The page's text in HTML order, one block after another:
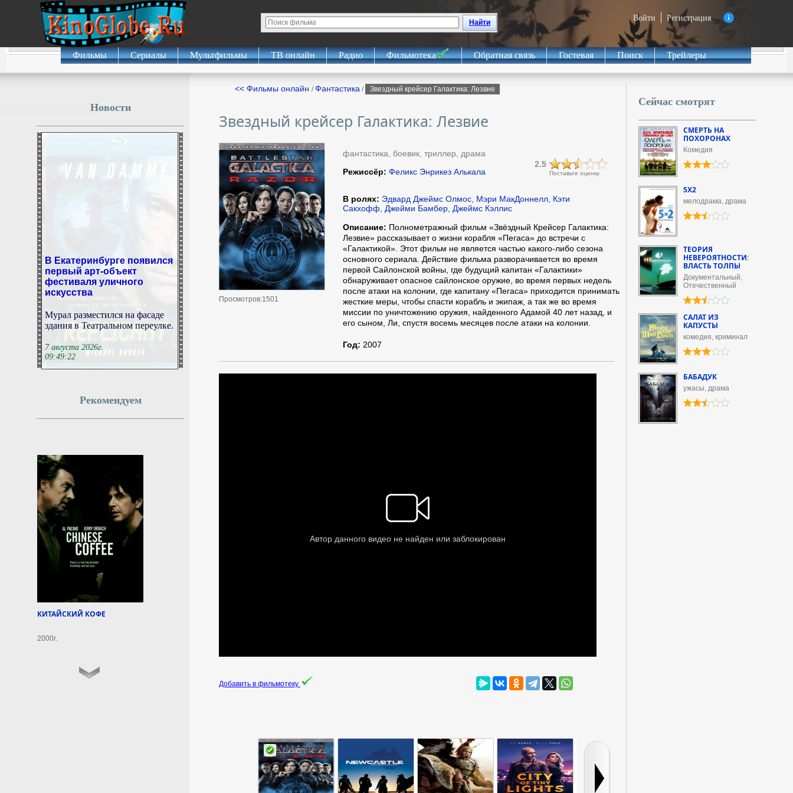
Войти Регистрация
Найти
Фильмы Сериалы Мультфильмы ТВ онлайн Радио Фильмотека Обратная связь Гостевая Поиск Трейлеры
<< Фильмы онлайн /Фантастика / Звездный крейсер Галактика: Лезвие
Звездный крейсер Галактика: Лезвие
Просмотров:1501
фантастика, боевик, триллер, драма
Поставьте оценку
2.5
Режиссёр: Феликс Энрикез Алькала
В ролях: Эдвард Джеймс Олмос, Мэри МакДоннелл, Кэти
Сакхофф, Джейми Бамбер, Джеймс Кэллис
Описание: Полнометражный фильм «Звёздный Крейсер Галактика:
Лезвие» рассказывает о жизни корабля «Пегаса» до встречи с
«Галактикой». Этот фильм не является частью какого-либо сезона
основного сериала. Действие фильма разворачивается во время
первой Сайлонской войны, где будущий капитан «Галактики»
обнаруживает опасное сайлонское оружие, во время первых недель
после атаки на колонии, где капитану «Пегаса» приходится принимать
жесткие меры, чтобы спасти корабль и экипаж, а так же во время
миссии по уничтожению оружия, найденного Адамой 40 лет назад, и
его сыном, Ли, спустя восемь месяцев после атаки на колонии.
Год: 2007
Добавить в фильмотеку
Новости
В Екатеринбурге появился
первый арт-объект
фестиваля уличного
искусства
здания в Театральном переулке.
09:49:22
витаминами богат арбуз
Врач Косенкова: арбуз помогает
7 августа 2026г.
09:49:21
В России изменятся
правила перевозки групп
детей автобусами
Правила организованной
перевозки детей автобусами
изменятся с 1 сентября.
7 августа 2026г.
09:48:09
Bloomberg: союзники не
помогут Киеву с
Союзники Киева вряд ли
Рекомендуем
КИТАЙСКИЙ КОФЕ
2000г.
Сейчас смотрят
СМЕРТЬ НА
ПОХОРОНАХ
Комедия
5Х2
мелодрама, драма
ТЕОРИЯ
НЕВЕРОЯТНОСТИ:
ВЛАСТЬ ТОЛПЫ
Документальный,
Отечественный
САЛАТ ИЗ
КАПУСТЫ
комедия, криминал
БАБАДУК
ужасы, драма